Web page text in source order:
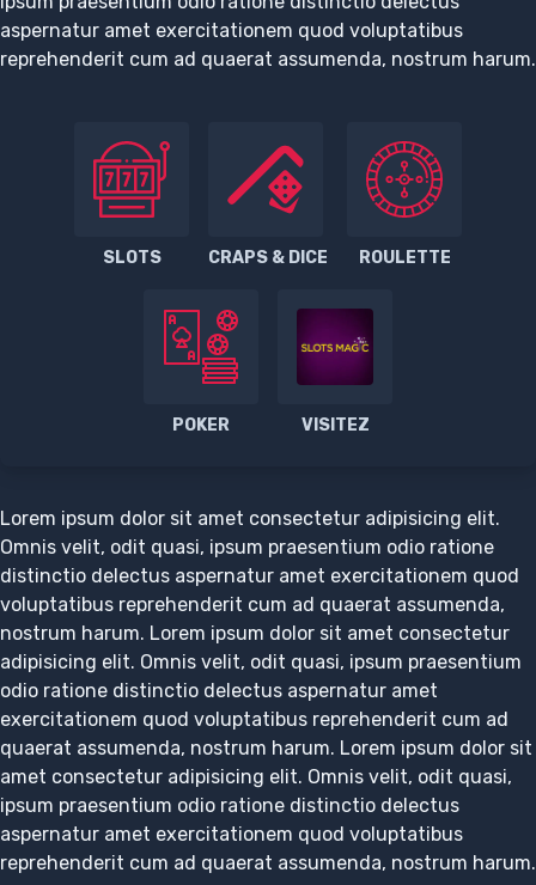
aspernatur amet exercitationem quod voluptatibus
reprehenderit cum ad quaerat assumenda, nostrum harum.
SLOTS CRAPS & DICE ROULETTE
POKER VISITEZ
Lorem ipsum dolor sit amet consectetur adipisicing elit.
Omnis velit, odit quasi, ipsum praesentium odio ratione
distinctio delectus aspernatur amet exercitationem quod
voluptatibus reprehenderit cum ad quaerat assumenda,
nostrum harum. Lorem ipsum dolor sit amet consectetur
adipisicing elit. Omnis velit, odit quasi, ipsum praesentium
odio ratione distinctio delectus aspernatur amet
exercitationem quod voluptatibus reprehenderit cum ad
quaerat assumenda, nostrum harum. Lorem ipsum dolor sit
amet consectetur adipisicing elit. Omnis velit, odit quasi,
ipsum praesentium odio ratione distinctio delectus
aspernatur amet exercitationem quod voluptatibus
reprehenderit cum ad quaerat assumenda, nostrum harum.